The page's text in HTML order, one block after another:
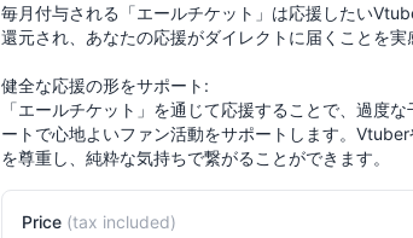
毎月付与される「エールチケット」は応援したい
還元され、あなたの応援がダイレクトに届くことを実
健全な応援の形をサポート:
「エールチケット」を通じて応援することで、過度
ートで心地よいファン活動をサポートします。
Price (tax included)